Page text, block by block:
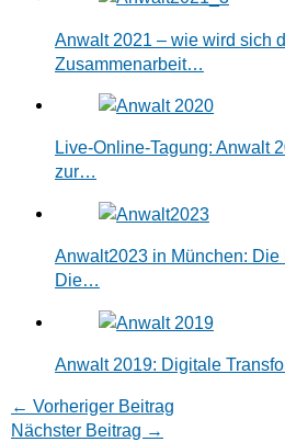
Anwalt 2021 – wie wird sich
Zusammenarbeit…
Live-Online-Tagung: Anwalt
zur…
Anwalt2023 in München:
Die…
Anwalt 2019: Digitale
← Vorheriger Beitrag
Nächster Beitrag →